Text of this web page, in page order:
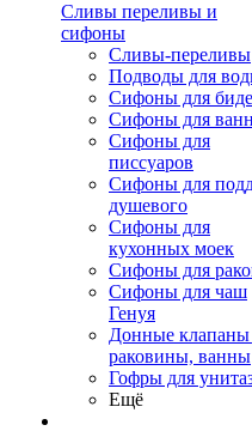
Сливы переливы и
сифоны
Сливы-переливы
Подводы для
Сифоны для биде
Сифоны для
Сифоны для
писсуаров
Сифоны для
душевого
Сифоны для
кухонных моек
Сифоны для
Сифоны для чаш
Генуя
Донные клапаны
раковины, ванны
Гофры для
Ещё